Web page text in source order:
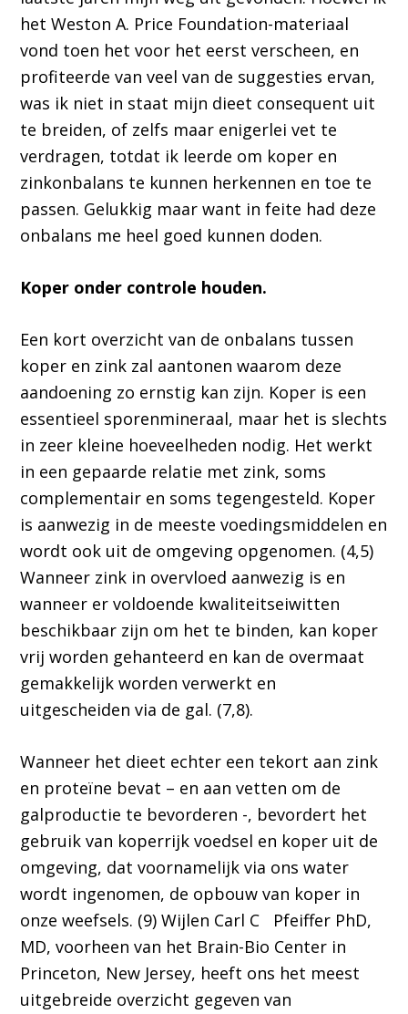
het Weston A. Price Foundation-materiaal
vond toen het voor het eerst verscheen, en
profiteerde van veel van de suggesties ervan,
was ik niet in staat mijn dieet consequent uit
te breiden, of zelfs maar enigerlei vet te
verdragen, totdat ik leerde om koper en
zinkonbalans te kunnen herkennen en toe te
passen. Gelukkig maar want in feite had deze
onbalans me heel goed kunnen doden.
Koper onder controle houden.
Een kort overzicht van de onbalans tussen
koper en zink zal aantonen waarom deze
aandoening zo ernstig kan zijn. Koper is een
essentieel sporenmineraal, maar het is slechts
in zeer kleine hoeveelheden nodig. Het werkt
in een gepaarde relatie met zink, soms
complementair en soms tegengesteld. Koper
is aanwezig in de meeste voedingsmiddelen en
wordt ook uit de omgeving opgenomen. (4,5)
Wanneer zink in overvloed aanwezig is en
wanneer er voldoende kwaliteitseiwitten
beschikbaar zijn om het te binden, kan koper
vrij worden gehanteerd en kan de overmaat
gemakkelijk worden verwerkt en
uitgescheiden via de gal. (7,8).
Wanneer het dieet echter een tekort aan zink
en proteïne bevat – en aan vetten om de
galproductie te bevorderen -, bevordert het
gebruik van koperrijk voedsel en koper uit de
omgeving, dat voornamelijk via ons water
wordt ingenomen, de opbouw van koper in
onze weefsels. (9) Wijlen Carl C Pfeiffer PhD,
MD, voorheen van het Brain-Bio Center in
Princeton, New Jersey, heeft ons het meest
uitgebreide overzicht gegeven van